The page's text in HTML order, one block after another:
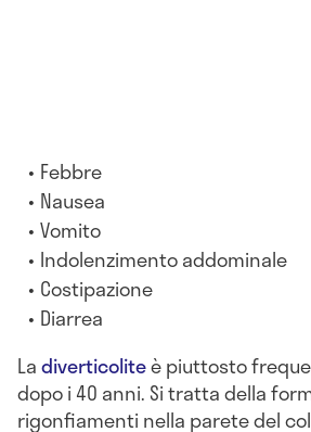
Febbre
Nausea
Vomito
Indolenzimento addominale
Costipazione
Diarrea
Ladiverticoliteè piuttosto
dopo i 40 anni. Si tratta della
rigonfiamenti nella parete del